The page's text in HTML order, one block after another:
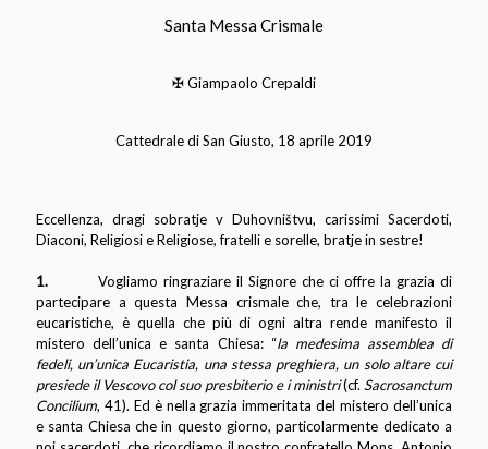
Santa Messa Crismale
✠ Giampaolo Crepaldi
Cattedrale di San Giusto, 18 aprile 2019
Eccellenza, dragi sobratje v Duhovništvu, carissimi Sacerdoti,
Diaconi, Religiosi e Religiose, fratelli e sorelle, bratje in sestre!
1. Vogliamo ringraziare il Signore che ci offre la grazia di
partecipare a questa Messa crismale che, tra le celebrazioni
eucaristiche, è quella che più di ogni altra rende manifesto il
mistero dell’unica e santa Chiesa: “la medesima assemblea di
fedeli, un’unica Eucaristia, una stessa preghiera, un solo altare cui
presiede il Vescovo col suo presbiterio e i ministri(cf.Sacrosanctum
Concilium, 41). Ed è nella grazia immeritata del mistero dell’unica
e santa Chiesa che in questo giorno, particolarmente dedicato a